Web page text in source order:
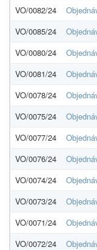
VO/0082/24
VO/0085/24
VO/0080/24
VO/0081/24
VO/0078/24
VO/0075/24
VO/0077/24
VO/0076/24
VO/0074/24
VO/0073/24
VO/0071/24
VO/0072/24